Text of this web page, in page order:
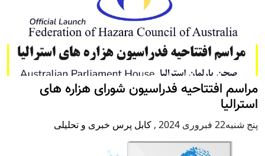
مراسم افتتاحیه فدراسیون شورای هزاره های
استرالیا
پنج شنبه22 فبروری 2024 , کابل پرس خبری و تحلیلی